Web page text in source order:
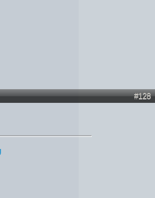
#128